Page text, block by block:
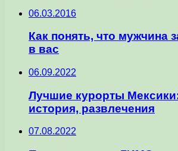
06.03.2016
Как понять, что мужчина
в вас
06.09.2022
Лучшие курорты
история, развлечения
07.08.2022